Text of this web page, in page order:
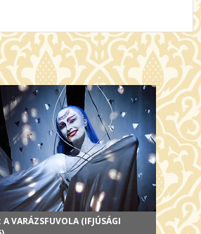
VARÁZSFUVOLA (IFJÚSÁGI